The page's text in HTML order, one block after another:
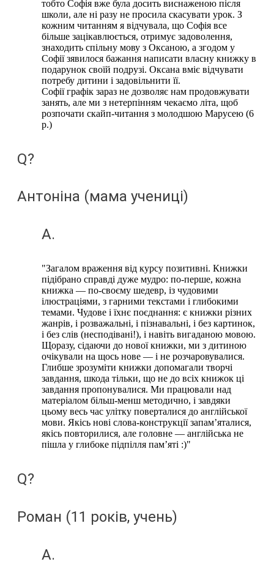
тобто Софія вже була досить виснаженою після
школи, але ні разу не просила скасувати урок. З
кожним читанням я відчувала, що Софія все
більше зацікавлюється, отримує задоволення,
знаходить спільну мову з Оксаною, а згодом у
Софії зявилося бажання написати власну книжку в
подарунок своїй подрузі. Оксана вміє відчувати
потребу дитини і задовільнити її.
Софії графік зараз не дозволяє нам продовжувати
занять, але ми з нетерпінням чекаємо літа, щоб
розпочати скайп-читання з молодшою Марусею (6
р.)
Q?
Антоніна (мама учениці)
A.
"Загалом враження від курсу позитивні. Книжки
підібрано справді дуже мудро: по-перше, кожна
книжка — по-своєму шедевр, із чудовими
ілюстраціями, з гарними текстами і глибокими
темами. Чудове і їхнє поєднання: є книжки різних
жанрів, і розважальні, і пізнавальні, і без картинок,
і без слів (несподівані!), і навіть вигаданою мовою.
Щоразу, сідаючи до нової книжки, ми з дитиною
очікували на щось нове — і не розчаровувалися.
Глибше зрозуміти книжки допомагали творчі
завдання, шкода тільки, що не до всіх книжок ці
завдання пропонувалися. Ми працювали над
матеріалом більш-менш методично, і завдяки
цьому весь час улітку поверталися до англійської
мови. Якісь нові слова-конструкції запам’яталися,
якісь повторилися, але головне — англійська не
пішла у глибоке підпілля пам’яті :)"
Q?
Роман (11 років, учень)
A.